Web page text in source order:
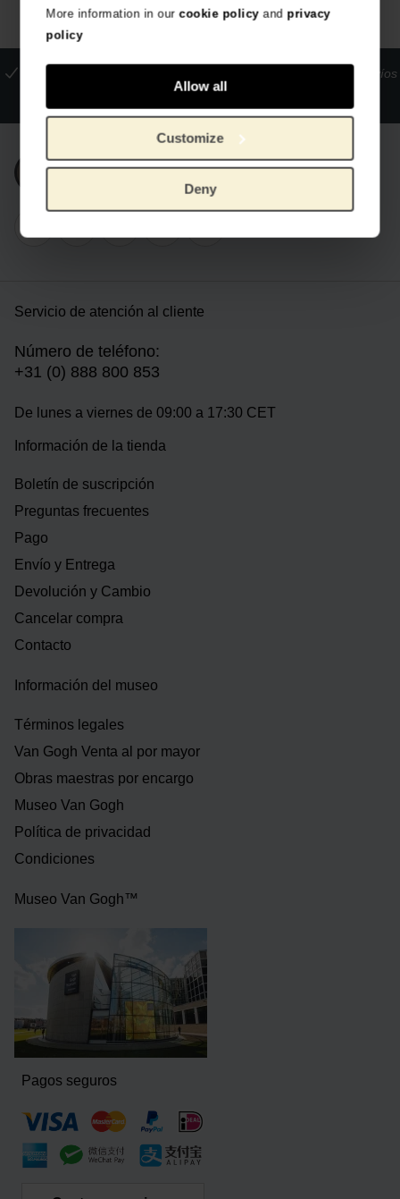
More information in ourcookie policyand privacy
policy
Allow all
Customize
Deny
Envíos
Únete a nuestra newsletter
Servicio de atención al cliente
Número de teléfono:
+31 (0) 888 800 853
De lunes a viernes de 09:00 a 17:30 CET
Información de la tienda
Boletín de suscripción
Preguntas frecuentes
Pago
Envío y Entrega
Devolución y Cambio
Cancelar compra
Contacto
Información del museo
Términos legales
Van Gogh Venta al por mayor
Obras maestras por encargo
Museo Van Gogh
Política de privacidad
Condiciones
Museo Van Gogh™
Pagos seguros